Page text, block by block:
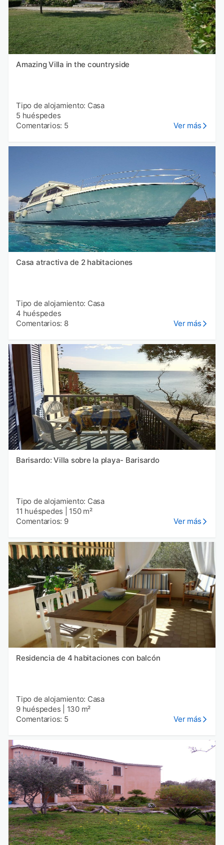
Amazing Villa in the countryside
Tipo de alojamiento: Casa
5 huéspedes
Comentarios: 5
Ver más
Casa atractiva de 2 habitaciones
Tipo de alojamiento: Casa
4 huéspedes
Comentarios: 8
Ver más
Barisardo: Villa sobre la playa- Barisardo
Tipo de alojamiento: Casa
11 huéspedes
150 m²
Comentarios: 9
Ver más
Residencia de 4 habitaciones con balcón
Tipo de alojamiento: Casa
9 huéspedes
130 m²
Comentarios: 5
Ver más